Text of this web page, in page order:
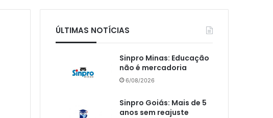
ÚLTIMAS NOTÍCIAS
Sinpro Minas: Educação
não é mercadoria
6/08/2026
Sinpro Goiás: Mais de 5
anos sem reajuste